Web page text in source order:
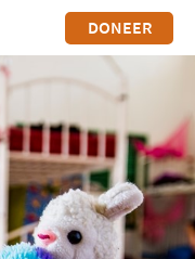
DONEER